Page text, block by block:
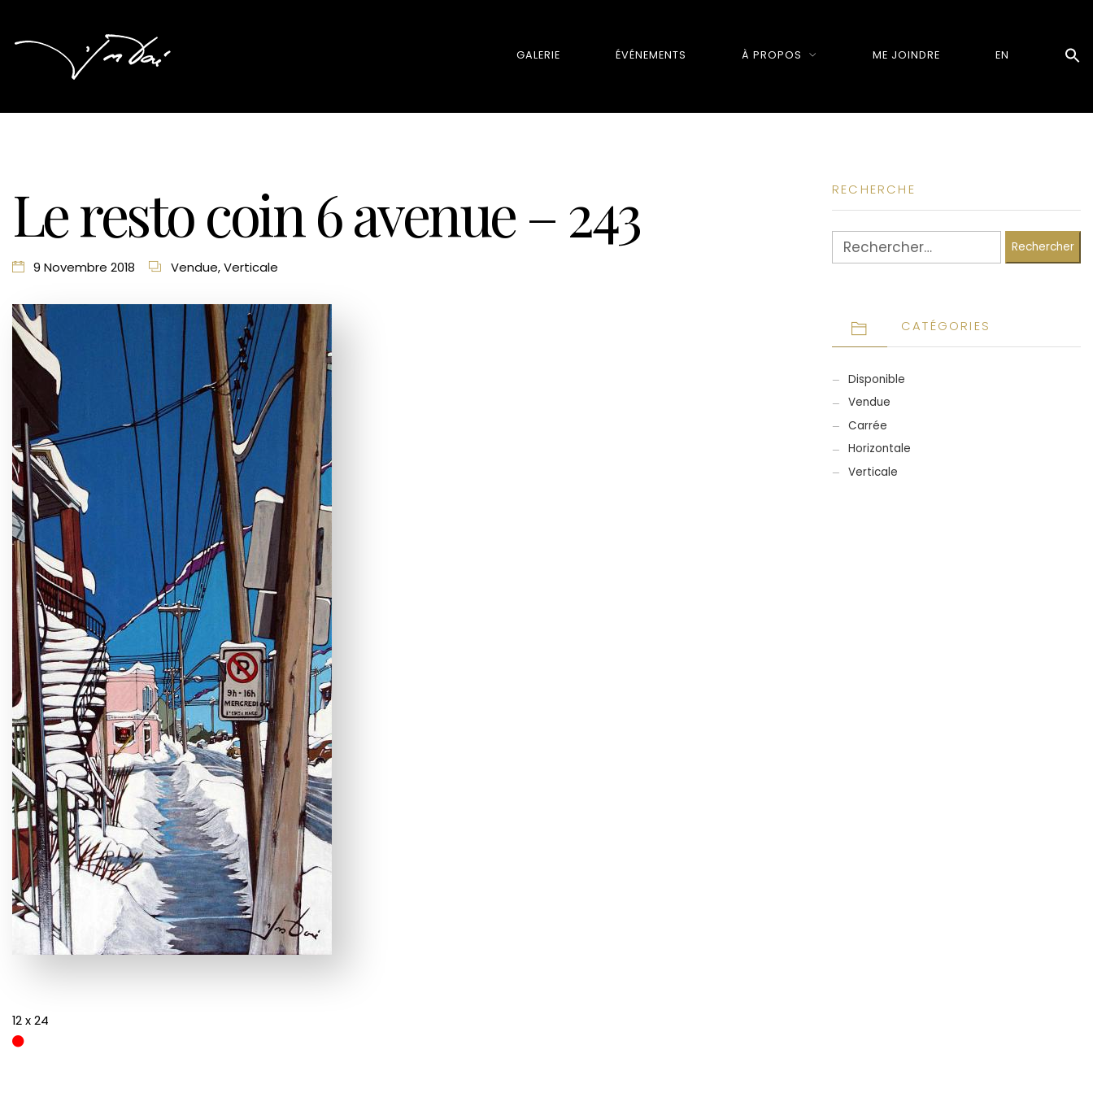
GALERIE ÉVÉNEMENTS À PROPOS ME JOINDRE EN
Le resto coin 6 avenue – 243
9 Novembre 2018 Vendue,Verticale
12 x 24
RECHERCHE
Rechercher :
CATÉGORIES
Disponible
Vendue
Carrée
Horizontale
Verticale